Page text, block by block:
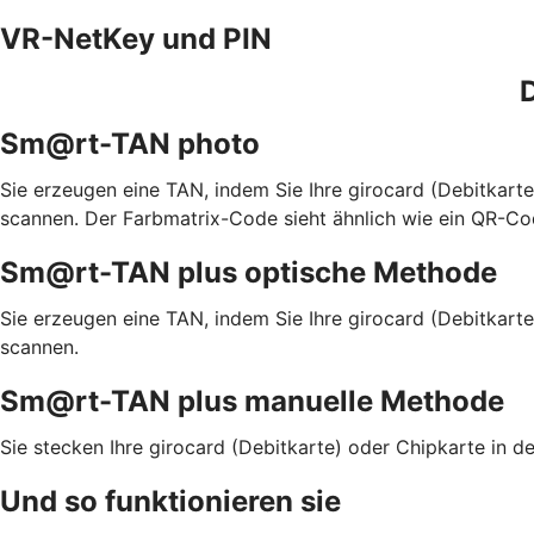
VR-NetKey und PIN
Sm@rt-TAN photo
Sie erzeugen eine TAN, indem Sie Ihre girocard
scannen. Der Farbmatrix-Code sieht ähnlich wie ein QR-
Sm@rt-TAN plus optische Methode
Sie erzeugen eine TAN, indem Sie Ihre girocard
scannen.
Sm@rt-TAN plus manuelle Methode
Sie stecken Ihre girocard (Debitkarte) oder Chipkarte in
Und so funktionieren sie